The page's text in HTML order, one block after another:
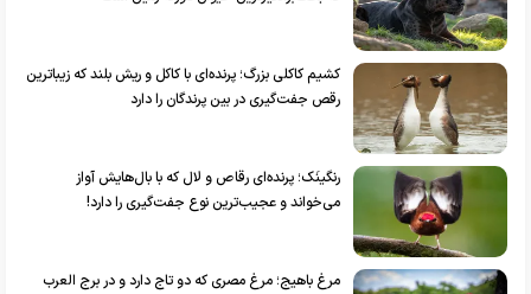
کشیم کاکلی بزرگ؛ پرنده‌ای با کاکل و ریش بلند که زیباترین
رقص جفت‌گیری در بین پرندگان را دارد
رنگینَک؛ پرنده‌ای رقاص و لال که با بال‌هایش آواز
می‌خواند و عجیب‌ترین نوع جفت‌گیری را دارد!
مرغ باهیج؛ مرغ مصری که دو تاج دارد و در برج العرب